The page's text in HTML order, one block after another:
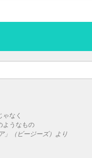
なく
ようなもの
」（ビージーズ）より